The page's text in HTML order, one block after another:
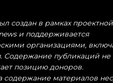
создан в рамках проектной
и поддерживается
организациями,
Содержание публикаций не
позицию доноров.
содержание материалов